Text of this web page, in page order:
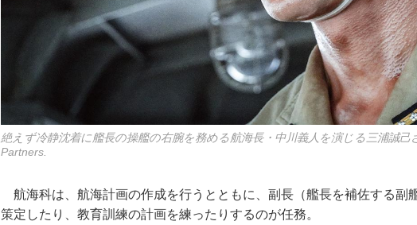
絶えず冷静沈着に艦長の操艦の右腕を務める航海長・中川義人を演じる三浦誠
Partners.
航海科は、航海計画の作成を行うとともに、副長（艦長を補佐する副
策定したり、教育訓練の計画を練ったりするのが任務。